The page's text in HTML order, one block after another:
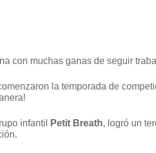
con muchas ganas de seguir
la temporada de
infantil Petit Breath, logró un